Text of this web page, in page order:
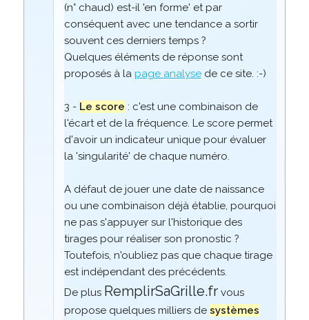
(n° chaud) est-il 'en forme' et par
conséquent avec une tendance a sortir
souvent ces derniers temps ?
Quelques éléments de réponse sont
proposés à la page analysede ce site. :-)
3 - Le score : c'est une combinaison de
l'écart et de la fréquence. Le score permet
d'avoir un indicateur unique pour évaluer
la 'singularité' de chaque numéro.
A défaut de jouer une date de naissance
ou une combinaison déjà établie, pourquoi
ne pas s'appuyer sur l'historique des
tirages pour réaliser son pronostic ?
Toutefois, n'oubliez pas que chaque tirage
est indépendant des précédents.
De plus RemplirSaGrille.frvous
propose quelques milliers de systèmes